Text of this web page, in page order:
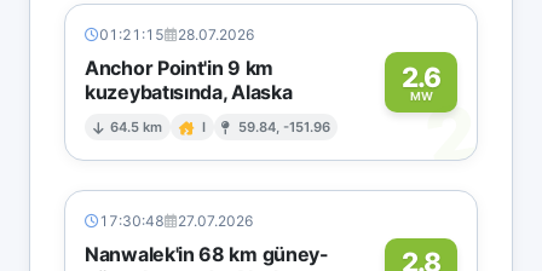
01:21:15 28.07.2026
Anchor Point'in 9 km
kuzeybatısında, Alaska
64.5 km I 59.84, -151.96
2.6
MW2
17:30:48 27.07.2026
Nanwalek'in 68 km güney-
2.8